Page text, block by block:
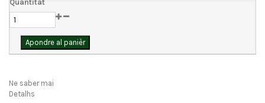
Quantitat
Apondre al panièr
Ne saber mai
Detalhs